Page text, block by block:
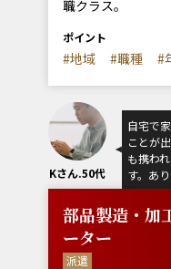
職クラス。
ポイント
#地域 #職種 #
Kさん.50代
自宅で
ことが
も携わ
す。あ
部品製造・加
ーター
派遣